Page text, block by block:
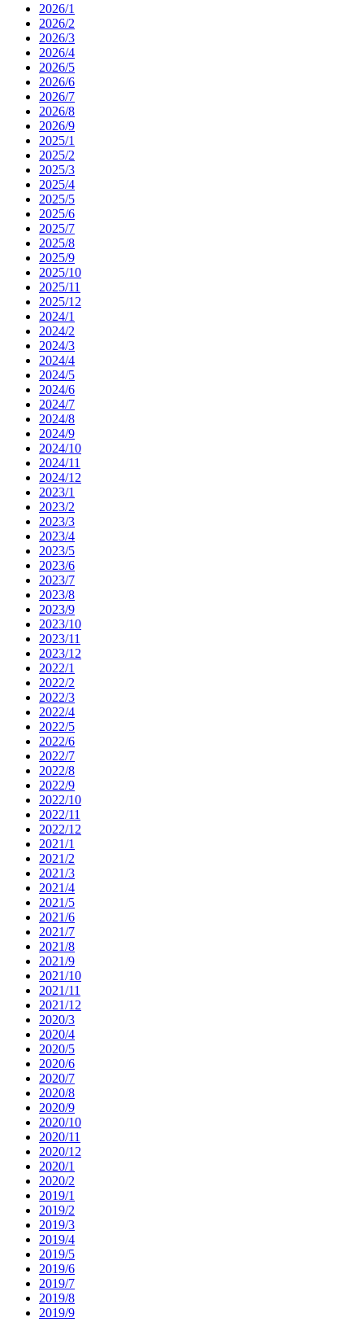
2026/1
2026/2
2026/3
2026/4
2026/5
2026/6
2026/7
2026/8
2026/9
2025/1
2025/2
2025/3
2025/4
2025/5
2025/6
2025/7
2025/8
2025/9
2025/10
2025/11
2025/12
2024/1
2024/2
2024/3
2024/4
2024/5
2024/6
2024/7
2024/8
2024/9
2024/10
2024/11
2024/12
2023/1
2023/2
2023/3
2023/4
2023/5
2023/6
2023/7
2023/8
2023/9
2023/10
2023/11
2023/12
2022/1
2022/2
2022/3
2022/4
2022/5
2022/6
2022/7
2022/8
2022/9
2022/10
2022/11
2022/12
2021/1
2021/2
2021/3
2021/4
2021/5
2021/6
2021/7
2021/8
2021/9
2021/10
2021/11
2021/12
2020/3
2020/4
2020/5
2020/6
2020/7
2020/8
2020/9
2020/10
2020/11
2020/12
2020/1
2020/2
2019/1
2019/2
2019/3
2019/4
2019/5
2019/6
2019/7
2019/8
2019/9